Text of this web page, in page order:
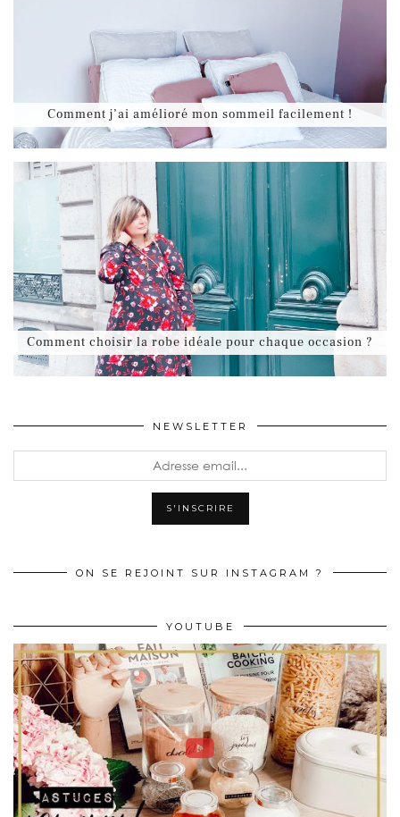
Comment j’ai amélioré mon sommeil facilement !
Comment choisir la robe idéale pour chaque occasion ?
NEWSLETTER
ON SE REJOINT SUR INSTAGRAM ?
YOUTUBE